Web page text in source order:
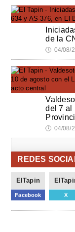
de la
🕔 04/08/
del 7 al
🕔 04/08/
REDES
ElTapin
Facebook X